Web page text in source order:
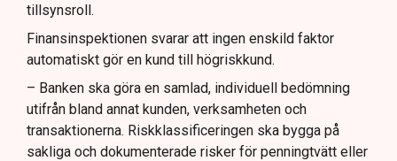
tillsynsroll.
Finansinspektionen svarar att ingen enskild faktor
automatiskt gör en kund till högriskkund.
– Banken ska göra en samlad, individuell bedömning
utifrån bland annat kunden, verksamheten och
transaktionerna. Riskklassificeringen ska bygga på
sakliga och dokumenterade risker för penningtvätt eller